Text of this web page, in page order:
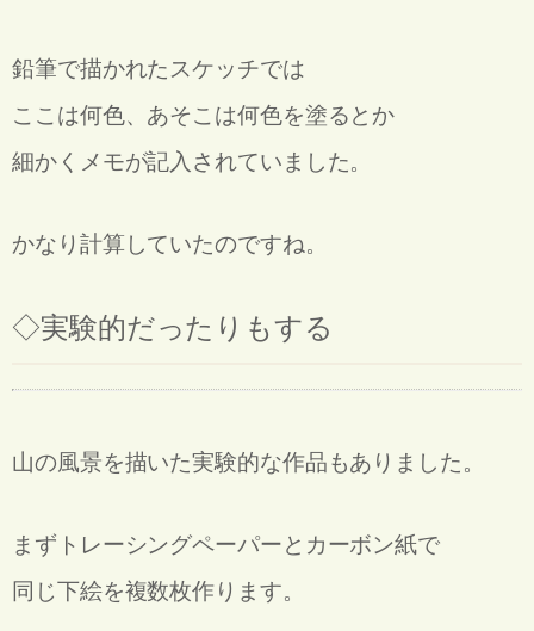
鉛筆で描かれたスケッチでは
ここは何色、あそこは何色を塗るとか
細かくメモが記入されていました。
かなり計算していたのですね。
◇実験的だったりもする
山の風景を描いた実験的な作品もありました。
まずトレーシングペーパーとカーボン紙で
同じ下絵を複数枚作ります。